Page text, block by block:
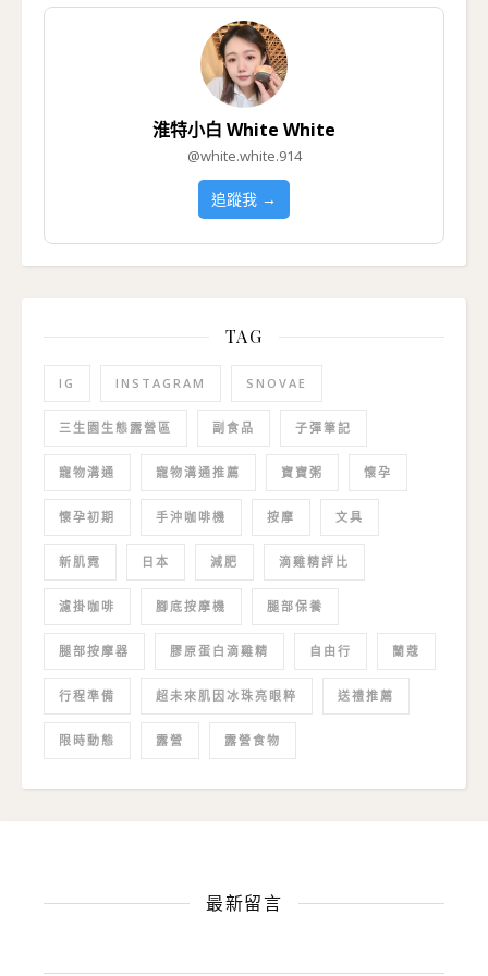
淮特小白 White White
@white.white.914
追蹤我 →
TAG
IG INSTAGRAM SNOVAE
三生園生態露營區 副食品 子彈筆記
寵物溝通 寵物溝通推薦 寶寶粥 懷孕
懷孕初期 手沖咖啡機 按摩 文具
新肌霓 日本 減肥 滴雞精評比
濾掛咖啡 腳底按摩機 腿部保養
腿部按摩器 膠原蛋白滴雞精 自由行 蘭蔻
行程準備 超未來肌因冰珠亮眼粹 送禮推薦
限時動態 露營 露營食物
最新留言